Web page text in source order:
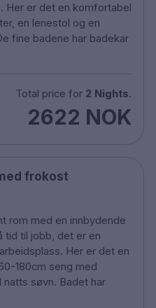
Vennligst oppgi i
Her er det en komfortabel
en lenestol og en
fine badene har badekar
Total price for 2 Nights.
2622 NOK
frokost
rom med en innbydende
tid til jobb, det er en
Her er det en
180cm seng med
søvn. Badet har